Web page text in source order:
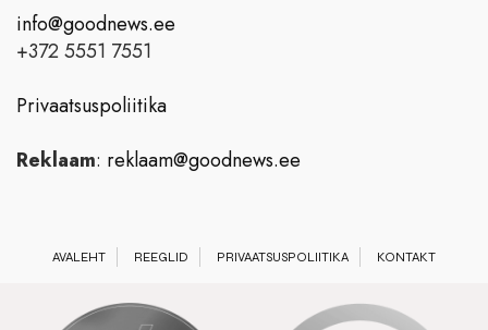
info@goodnews.ee
+372 5551 7551
Privaatsuspoliitika
Reklaam: reklaam@goodnews.ee
AVALEHT REEGLID PRIVAATSUSPOLIITIKA KONTAKT